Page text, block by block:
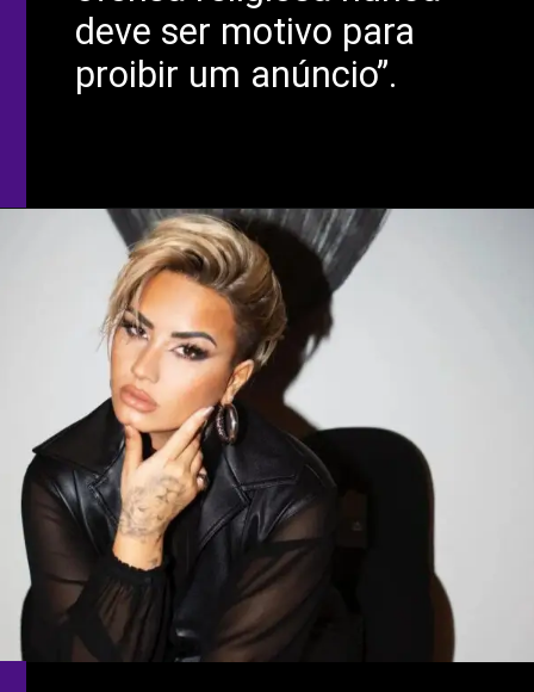
deve ser motivo para
proibir um anúncio”.